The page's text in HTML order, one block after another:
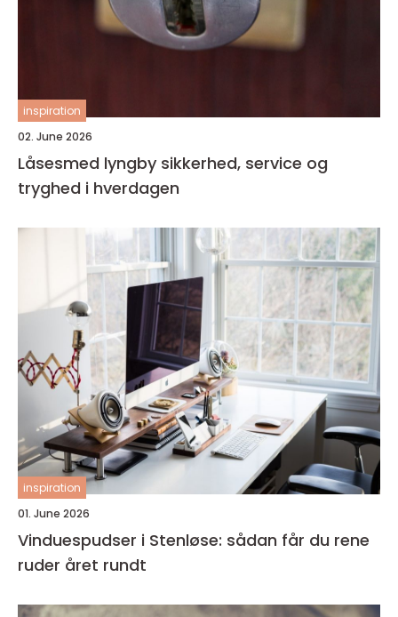
inspiration
02. June 2026
Låsesmed lyngby sikkerhed, service og
tryghed i hverdagen
inspiration
01. June 2026
Vinduespudser i Stenløse: sådan får du rene
ruder året rundt